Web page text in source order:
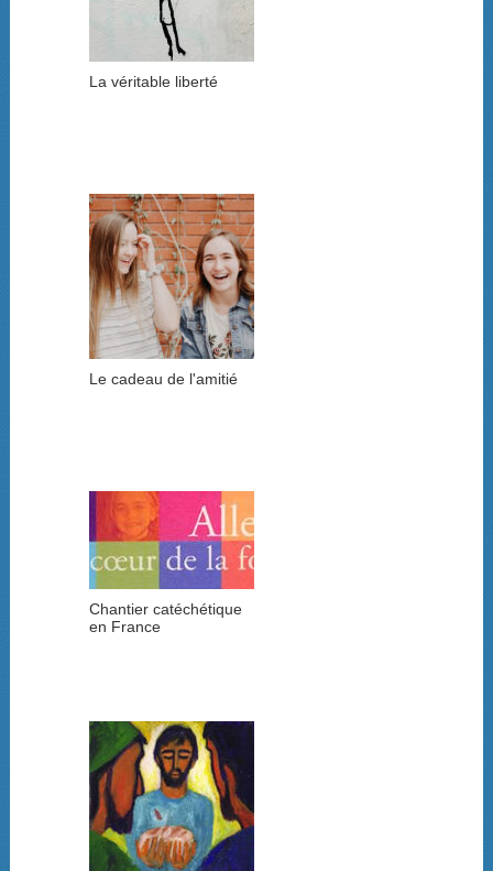
La véritable liberté
Le cadeau de l'amitié
Chantier catéchétique
en France